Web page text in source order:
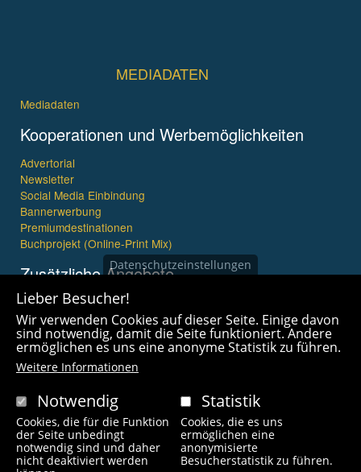
MEDIADATEN
Mediadaten
Kooperationen und Werbemöglichkeiten
Advertorial
Newsletter
Social Media Einbindung
Bannerwerbung
Premiumdestinationen
Buchprojekt (Online-Print Mix)
Zusätzliche Angebote
Imagefilme und mehr
360° x 360° Fotografie
Copyright © 2021 wanderfreak.de. Alle Rechte vorbehalten.
Datenschutzeinstellungen
Lieber Besucher!
Wir verwenden Cookies auf dieser Seite. Einige davon
sind notwendig, damit die Seite funktioniert. Andere
ermöglichen es uns eine anonyme Statistik zu führen.
Weitere Informationen
Notwendig
Cookies, die für die Funktion
der Seite unbedingt
notwendig sind und daher
nicht deaktiviert werden
Statistik
Cookies, die es uns
ermöglichen eine
anonymisierte
Besucherstatistik zu führen.